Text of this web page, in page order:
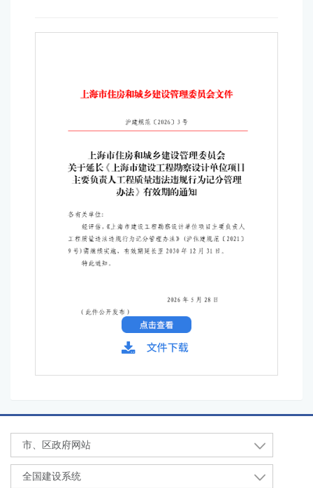
市、区政府网站
全国建设系统